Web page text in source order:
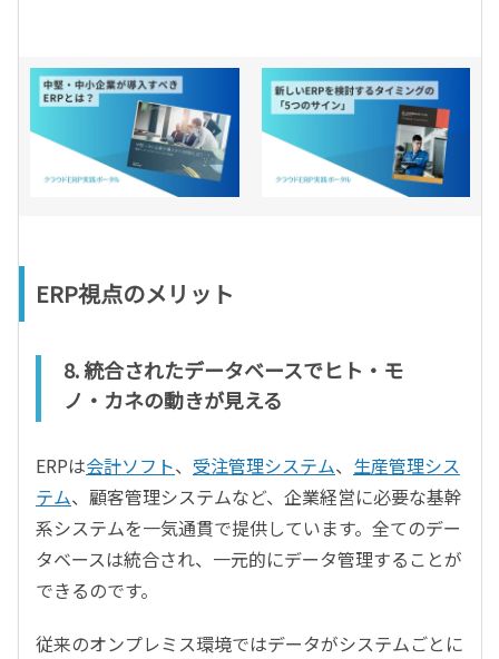
ERP視点のメリット
8. 統合されたデータベースでヒト・モ
ノ・カネの動きが見える
ERPは会計ソフト、 受注管理システム、 生産管理シス
テム、顧客管理システムなど、企業経営に必要な基幹
系システムを一気通貫で提供しています。全てのデー
タベースは統合され、一元的にデータ管理することが
できるのです。
従来のオンプレミス環境ではデータがシステムごとに